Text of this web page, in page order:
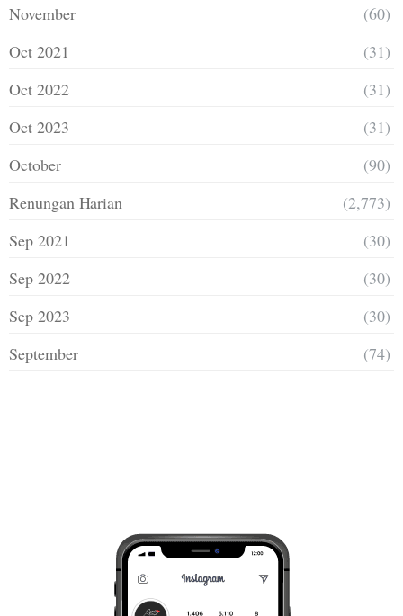
November
(60)
Oct 2021
(31)
Oct 2022
(31)
Oct 2023
(31)
October
(90)
Renungan Harian
(2,773)
Sep 2021
(30)
Sep 2022
(30)
Sep 2023
(30)
September
(74)